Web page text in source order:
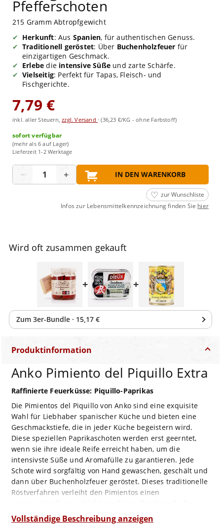
Pfefferschoten
215 Gramm Abtropfgewicht
Herkunft: Aus Spanien, für authentischen Genuss.
Traditionell geröstet: Über Buchenholzfeuer für
einzigartigen Geschmack.
Erlebe die intensive Süße und zarte Schärfe.
Vielseitig: Perfekt für Tapas, Fleisch- und
Fischgerichte.
7,79 €
inkl. aller Steuern,zzgl. Versand ·(36,23 €/KG - ohne Farbstoff)
sofort verfügbar
(mehr als 6 auf Lager)
Lieferzeit 1-2 Werktage
− + IN DEN WARENKORB
zur Wunschliste
Infos zur Lebensmittelkennzeichnung finden Sie hier
Wird oft zusammen gekauft
+ +
Zum 3er-Bundle · 15,17 €
Produktinformation
Anko Pimiento del Piquillo Extra
Raffinierte Feuerküsse: Piquillo-Paprikas
Die Pimientos del Piquillo von Anko sind eine exquisite
Wahl für Liebhaber spanischer Küche und bieten eine
Geschmackstiefe, die in jeder Küche begeistern wird.
Diese speziellen Paprikaschoten werden erst geerntet,
wenn sie ihre ideale Reife erreicht haben, um die
intensivste Süße und Aromafülle zu garantieren. Jede
Schote wird sorgfältig von Hand gewaschen, geschält und
dann über Buchenholzfeuer geröstet. Dieses traditionelle
Röstverfahren verleiht den Pimientos einen
durch eine zarte Schärfe und süßliche Noten ergänzt
wird.
Vollständige Beschreibung anzeigen